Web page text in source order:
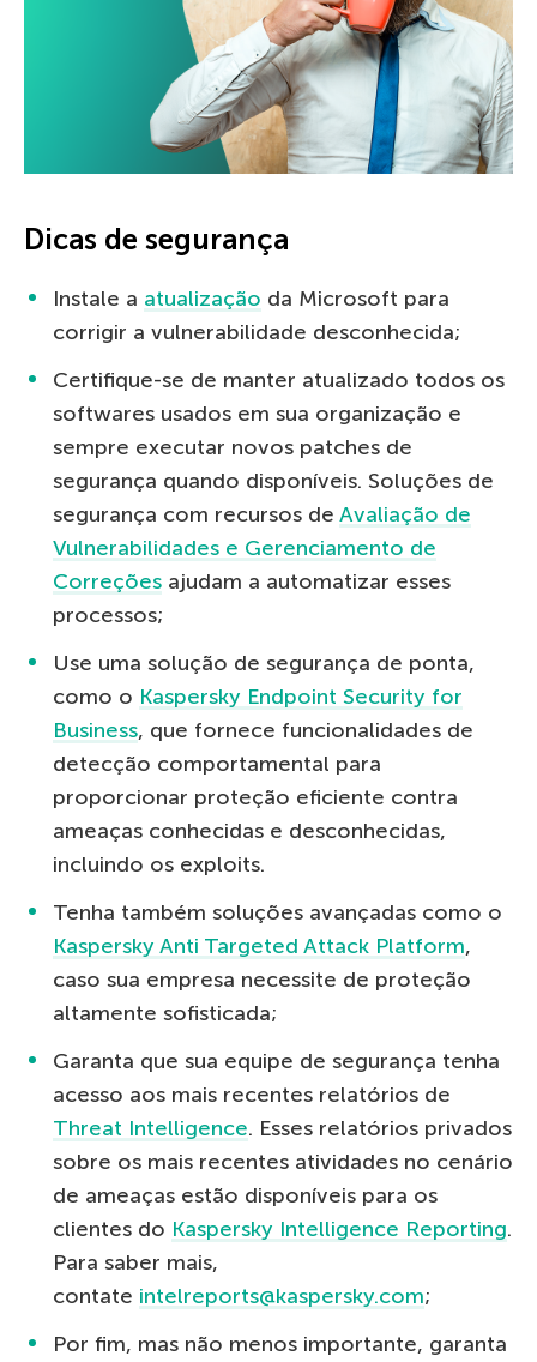
Dicas de segurança
Instale a atualização da Microsoft para
corrigir a vulnerabilidade desconhecida;
Certifique-se de manter atualizado todos os
softwares usados em sua organização e
sempre executar novos patches de
segurança quando disponíveis. Soluções de
segurança com recursos de Avaliação de
Vulnerabilidades e Gerenciamento de
Correções ajudam a automatizar esses
processos;
Use uma solução de segurança de ponta,
como o Kaspersky Endpoint Security for
Business, que fornece funcionalidades de
detecção comportamental para
proporcionar proteção eficiente contra
ameaças conhecidas e desconhecidas,
incluindo os exploits.
Tenha também soluções avançadas como o
Kaspersky Anti Targeted Attack Platform,
caso sua empresa necessite de proteção
altamente sofisticada;
Garanta que sua equipe de segurança tenha
acesso aos mais recentes relatórios de
Threat Intelligence. Esses relatórios privados
sobre os mais recentes atividades no cenário
de ameaças estão disponíveis para os
clientes do Kaspersky Intelligence Reporting.
Para saber mais,
contate intelreports@kaspersky.com;
Por fim, mas não menos importante, garanta